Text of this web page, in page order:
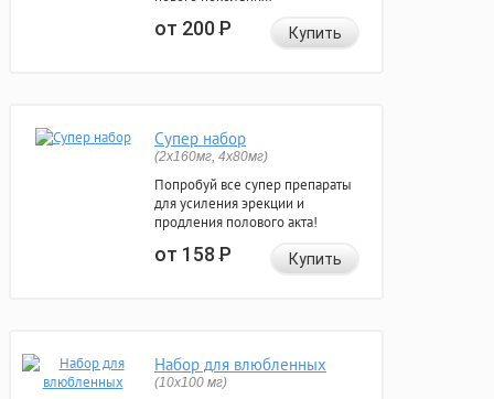
от 200Р Купить
Супер набор
(2х160мг, 4х80мг)
Попробуй все супер препараты
для усиления эрекции и
продления полового акта!
от 158Р Купить
Набор для влюбленных
(10х100 мг)